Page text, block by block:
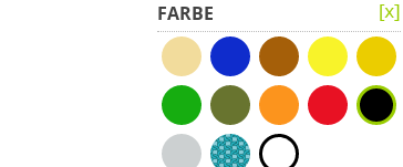
FARBE